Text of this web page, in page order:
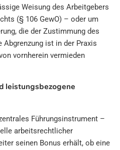
Weisung des Arbeitgebers
(§ 106 GewO) – oder um
die der Zustimmung des
Abgrenzung ist in der Praxis
vornherein vermieden
leistungsbezogene
Führungsinstrument –
arbeitsrechtlicher
seinen Bonus erhält, ob eine